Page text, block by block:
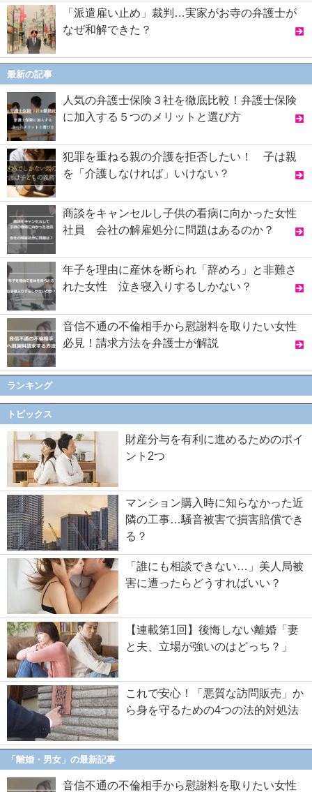
「派遣雇い止め」裁判…実家がお寺の弁護士が
なぜ和解できた？
最新の記事
人気の弁護士保険３社を徹底比較！弁護士保険
に加入する５つのメリットと選び方
犯罪を重ねる親の介護を拒否したい！ 子は親
を「介護しなければ」いけない？
商談をキャンセルし子供の看病に向かった女性
社員 会社の解雇処分に問題はあるのか？
年子を理由に産休を断られ「辞めろ」と非難さ
れた女性 泣き寝入りするしかない？
音信不通の不倫相手から慰謝料を取りたい女性
必見！請求方法を弁護士が解説
ランキング
トピックス
財産分与を有利に進めるためのポイ
ント2つ
マンション購入時に知らなかった近
隣の工事…騒音被害で損害賠償でき
る？
「誰にも相談できない…」美人局被
害に遭ったらどうすればいい？
【連載第1回】後悔しない離婚「妻
と夫、立場が強いのはどっち？」
これで安心！「悪質な訪問販売」か
ら身を守るための4つの法的対処法
「離婚・男女」の最新記事
音信不通の不倫相手から慰謝料を取りたい女性